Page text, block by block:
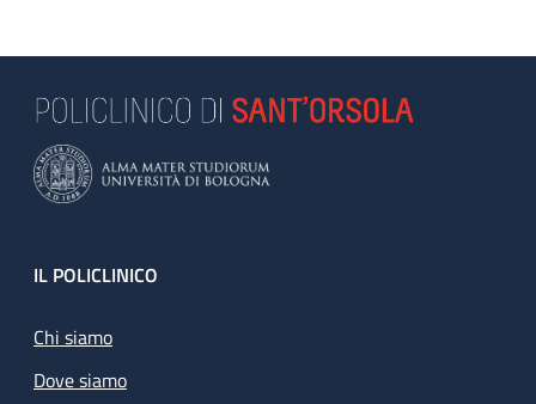
Footer
IL POLICLINICO
Chi siamo
Dove siamo